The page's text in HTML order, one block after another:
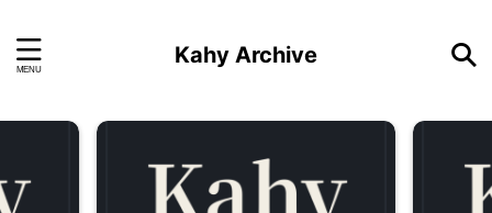
Kahy Archive